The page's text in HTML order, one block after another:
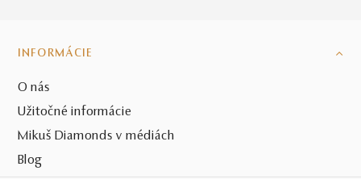
INFORMÁCIE
O nás
Užitočné informácie
Mikuš Diamonds v médiách
Blog